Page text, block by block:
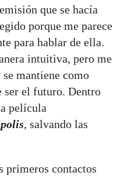
que se hacía
porque me parece
para hablar de ella.
intuitiva, pero me
mantiene como
ser el futuro. Dentro
película
, salvando las
primeros contactos